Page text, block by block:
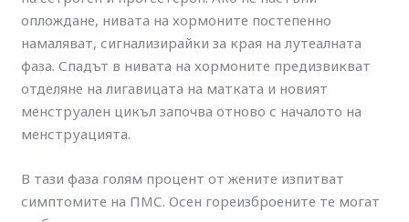
оплождане, нивата на хормоните постепенно
намаляват, сигнализирайки за края на лутеалната
фаза. Спадът в нивата на хормоните предизвикват
отделяне на лигавицата на матката и новият
менструален цикъл започва отново с началото на
менструацията.
В тази фаза голям процент от жените изпитват
симптомите на ПМС. Осен гореизброените те могат